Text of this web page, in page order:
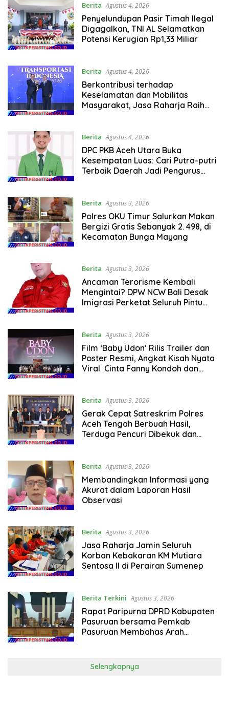
Berita Agustus 4, 2026
Penyelundupan Pasir Timah Ilegal
Digagalkan, TNI AL Selamatkan
Potensi Kerugian Rp1,33 Miliar
Berita Agustus 4, 2026
Berkontribusi terhadap
Keselamatan dan Mobilitas
Masyarakat, Jasa Raharja Raih
Berita Agustus 4, 2026
DPC PKB Aceh Utara Buka
Kesempatan Luas: Cari Putra-putri
Terbaik Daerah Jadi Pengurus
Berita Agustus 3, 2026
Polres OKU Timur Salurkan Makan
Bergizi Gratis Sebanyak 2. 498, di
Kecamatan Bunga Mayang
Berita Agustus 3, 2026
Ancaman Terorisme Kembali
Mengintai? DPW NCW Bali Desak
Imigrasi Perketat Seluruh Pintu
Berita Agustus 3, 2026
Film ‘Baby Udon’ Rilis Trailer dan
Poster Resmi, Angkat Kisah Nyata
Viral Cinta Fanny Kondoh dan
Berita Agustus 3, 2026
Gerak Cepat Satreskrim Polres
Aceh Tengah Berbuah Hasil,
Terduga Pencuri Dibekuk dan
Berita Agustus 3, 2026
Membandingkan Informasi yang
Akurat dalam Laporan Hasil
Observasi
Berita Agustus 3, 2026
Jasa Raharja Jamin Seluruh
Korban Kebakaran KM Mutiara
Sentosa II di Perairan Sumenep
Berita Terkini Agustus 3, 2026
Rapat Paripurna DPRD Kabupaten
Pasuruan bersama Pemkab
Pasuruan Membahas Arah
Selengkapnya